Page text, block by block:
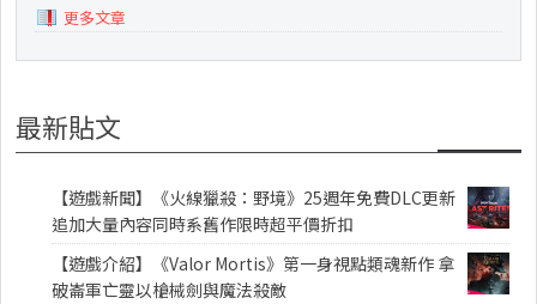
更多文章
最新貼文
【遊戲新聞】《火線獵殺：野境》25週年免費DLC更新
追加大量內容同時系舊作限時超平價折扣
【遊戲介紹】《Valor Mortis》第一身視點類魂新作 拿
破崙軍亡靈以槍械劍與魔法殺敵